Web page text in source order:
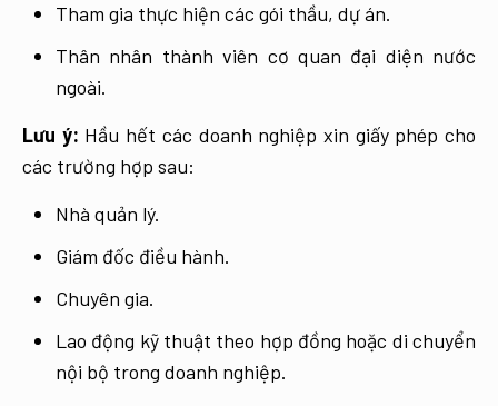
Tham gia thực hiện các gói thầu, dự án.
Thân nhân thành viên cơ quan đại diện nước
ngoài.
Lưu ý: Hầu hết các doanh nghiệp xin giấy phép cho
các trường hợp sau:
Nhà quản lý.
Giám đốc điều hành.
Chuyên gia.
Lao động kỹ thuật theo hợp đồng hoặc di chuyển
nội bộ trong doanh nghiệp.